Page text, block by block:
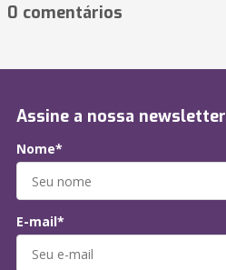
0 comentários
Assine a nossa newsletter
Nome*
E-mail*